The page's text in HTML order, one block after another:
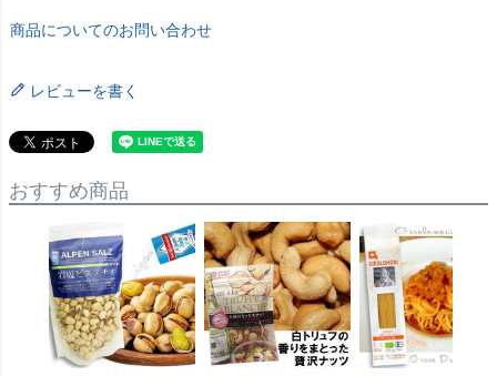
商品についてのお問い合わせ
レビューを書く
おすすめ商品